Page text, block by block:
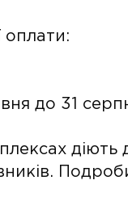
оплати:
до 31
діють